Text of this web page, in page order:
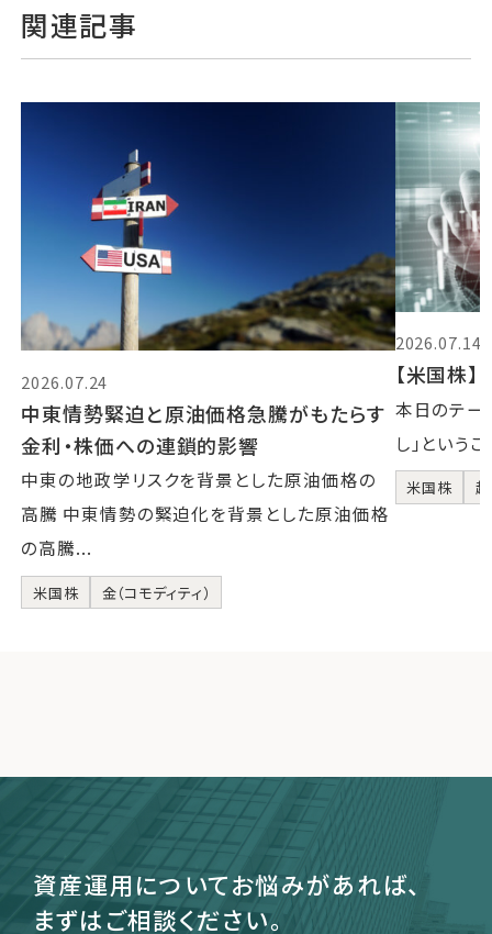
関連記事
2026.07.24
中東情勢緊迫と原油価格急騰がもたらす
金利・株価への連鎖的影響
中東の地政学リスクを背景とした原油価格の
高騰 中東情勢の緊迫化を背景とした原油価格
の高騰...
米国株 金（コモディティ）
2026.07.14
【米国株
本日のテー
し」という
米国株
資産運用についてお悩みがあれば、
まずはご相談ください。